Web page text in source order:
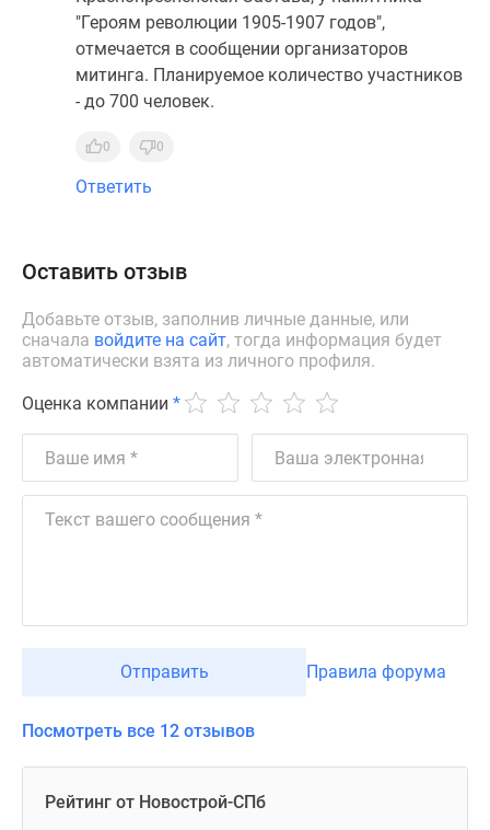
"Героям революции 1905-1907 годов",
отмечается в сообщении организаторов
митинга. Планируемое количество участников
- до 700 человек.
0 0
Ответить
Оставить отзыв
Добавьте отзыв, заполнив личные данные, или
сначала войдите на сайт, тогда информация будет
автоматически взята из личного профиля.
Оценка компании *
Отправить Правила форума
Посмотреть все 12 отзывов
Рейтинг от Новострой-СПб